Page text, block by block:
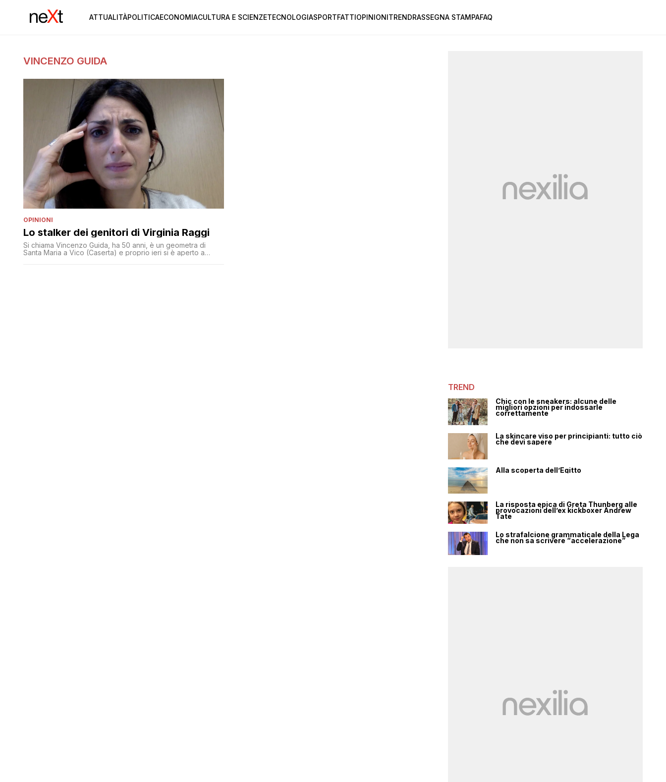
ATTUALITÀPOLITICAECONOMIACULTURA E SCIENZETECNOLOGIASPORTFATTIOPINIONITRENDRASSEGNA STAMPAFAQ
VINCENZO GUIDA
OPINIONI
Lo stalker dei genitori di Virginia Raggi
Si chiama Vincenzo Guida, ha 50 anni, è un geometra di
Santa Maria a Vico (Caserta) e proprio ieri si è aperto a
TREND
Chic con le sneakers: alcune delle
migliori opzioni per indossarle
correttamente
La skincare viso per principianti: tutto ciò
che devi sapere
Alla scoperta dell’Egitto
La risposta epica di Greta Thunberg alle
provocazioni dell’ex kickboxer Andrew
Tate
Lo strafalcione grammaticale della Lega
che non sa scrivere “accelerazione”